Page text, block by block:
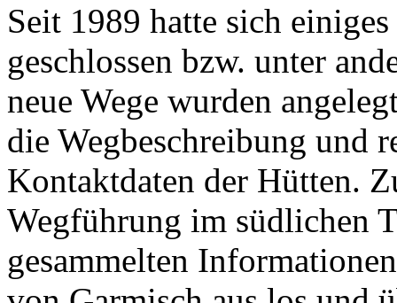
Seit 1989 hatte sich
geschlossen bzw. unter
neue Wege wurden
die Wegbeschreibung und
Kontaktdaten der Hütten.
Wegführung im südlichen
gesammelten